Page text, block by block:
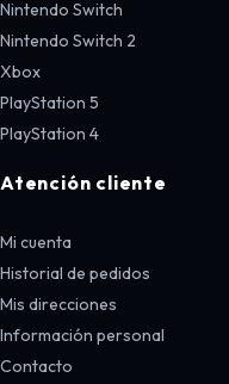
Nintendo Switch
Nintendo Switch 2
Xbox
PlayStation 5
PlayStation 4
Atención cliente
Mi cuenta
Historial de pedidos
Mis direcciones
Información personal
Contacto